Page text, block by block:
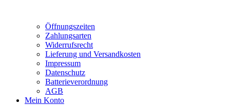
Öffnungszeiten
Zahlungsarten
Widerrufsrecht
Lieferung und Versandkosten
Impressum
Datenschutz
Batterieverordnung
AGB
Mein Konto